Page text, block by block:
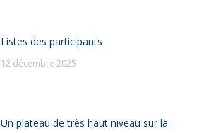
Listes des participants
12 décembre 2025
Un plateau de très haut niveau sur la